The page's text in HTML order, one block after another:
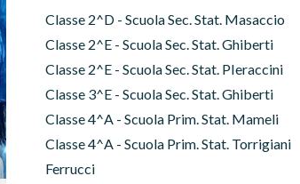
Classe 2^D - Scuola Sec. Stat. Masaccio
Classe 2^E - Scuola Sec. Stat. Ghiberti
Classe 2^E - Scuola Sec. Stat. PIeraccini
Classe 3^E - Scuola Sec. Stat. Ghiberti
Classe 4^A - Scuola Prim. Stat. Mameli
Classe 4^A - Scuola Prim. Stat. Torrigiani
Ferrucci